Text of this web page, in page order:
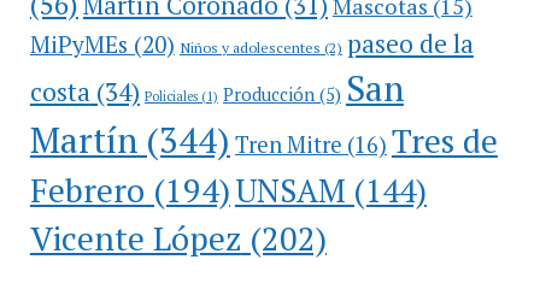
MiPyMEs (20) Niños y adolescentes (2) paseo de la
costa(34) Policiales(1) Producción(5) San
Martín(344) Tren Mitre (16) Tres de
Febrero (194)UNSAM (144)
Vicente López (202)